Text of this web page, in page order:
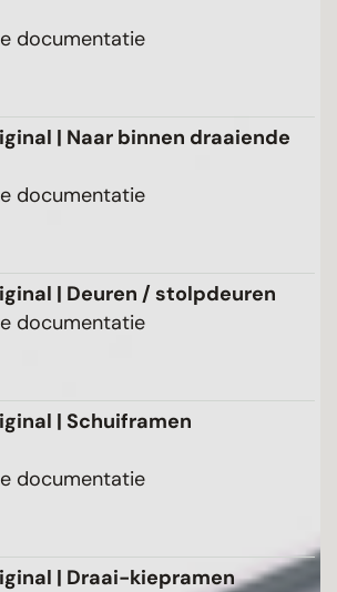
documentatie
| Naar binnen draaiende
documentatie
| Deuren / stolpdeuren
documentatie
| Schuiframen
documentatie
| Draai-kiepramen